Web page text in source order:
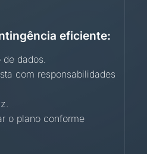
eficiente:
de dados.
com responsabilidades
o plano conforme